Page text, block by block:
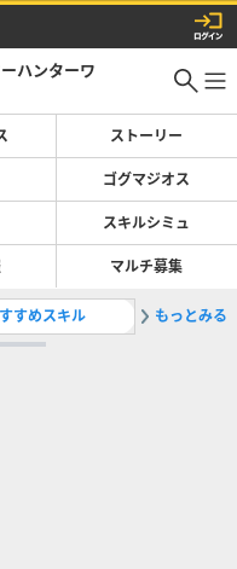
ハンターワ
ストーリー
ゴグマジオス
スキルシミュ
マルチ募集
すめスキル 2ライト
もっとみる